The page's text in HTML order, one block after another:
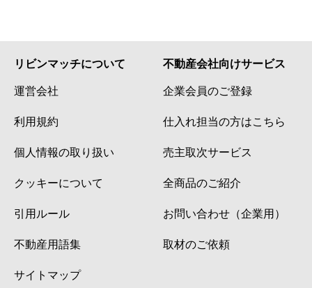
リビンマッチについて
運営会社
利用規約
個人情報の取り扱い
クッキーについて
引用ルール
不動産用語集
サイトマップ
不動産会社向けサービス
企業会員のご登録
仕入れ担当の方はこちら
売主取次サービス
全商品のご紹介
お問い合わせ（企業用）
取材のご依頼